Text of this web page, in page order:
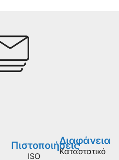
Πιστοποιήσεις
ISO
Διαφάνεια
Καταστατικό